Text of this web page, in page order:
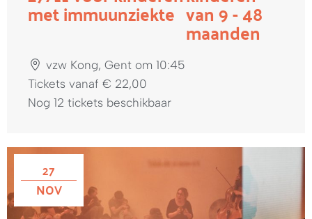
met immuunziekte van 9 - 48
maanden
vzw Kong, Gent om 10:45
Tickets vanaf € 22,00
Nog 12 tickets beschikbaar
27
NOV